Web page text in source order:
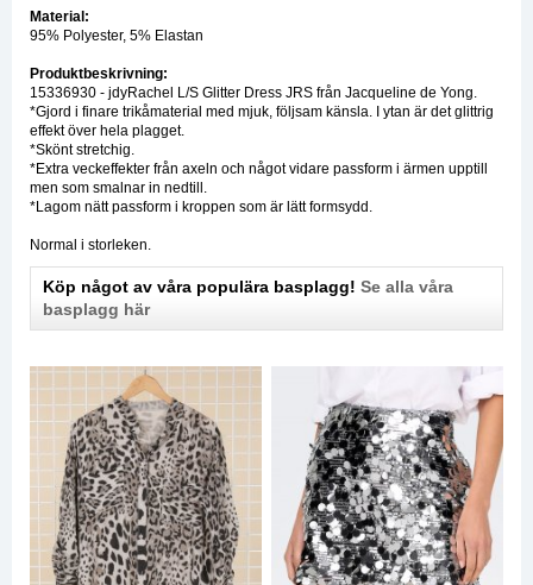
Material:
95% Polyester, 5% Elastan
Produktbeskrivning:
15336930 - jdyRachel L/S Glitter Dress JRS från Jacqueline de Yong.
*Gjord i finare trikåmaterial med mjuk, följsam känsla. I ytan är det glittrig
effekt över hela plagget.
*Skönt stretchig.
*Extra veckeffekter från axeln och något vidare passform i ärmen upptill
men som smalnar in nedtill.
*Lagom nätt passform i kroppen som är lätt formsydd.
Normal i storleken.
Köp något av våra populära basplagg! Se alla våra
basplagg här